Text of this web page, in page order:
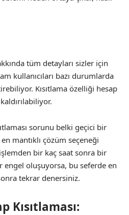
tüm detayları sizler için
kullanıcıları bazı durumlarda
Kısıtlama özelliği hesap
sorunu belki geçici bir
mantıklı çözüm seçeneği
bir kaç saat sonra bir
engel oluşuyorsa, bu seferde en
tekrar denersiniz.
Kısıtlaması: